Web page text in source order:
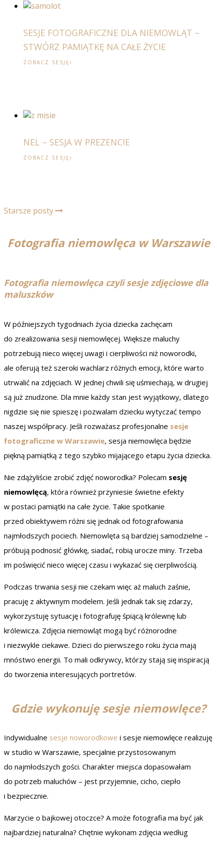
SESJE FOTOGRAFICZNE DLA NIEMOWLĄT –
STWÓRZ PAMIĄTKĘ NA CAŁE ŻYCIE
ZOBACZ SESJĘ
NEL – SESJA W PREZENCIE
ZOBACZ SESJĘ
Starsze posty
Fotografia niemowlęca w Warszawie
Fotografia niemowlęca czyli sesje zdjęciowe dla
maluszków
W późniejszych tygodniach życia dziecka zachęcam
do zrealizowania sesji niemowlęcej. Większe maluchy
potrzebują nieco więcej uwagi i cierpliwości niż noworodki,
ale oferują też szeroki wachlarz różnych emocji, które warto
utrwalić na zdjęciach. W jednej chwili się uśmiechają, w drugiej
są już znudzone. Dla mnie każdy stan jest wyjątkowy, dlatego
nigdzie się nie spieszę i pozwalam dziecku wytyczać tempo
naszej współpracy. Jeśli rozważasz profesjonalne sesje
fotograficzne w Warszawie, sesja niemowlęca będzie
piękną pamiątką z tego szybko mijającego etapu życia dziecka.
Nie zdążyliście zrobić zdjęć noworodka? Polecam sesję
niemowlęcą, która również przyniesie świetne efekty
w postaci pamiątki na całe życie. Takie spotkanie
przed obiektywem różni się jednak od fotografowania
najmłodszych pociech. Niemowlęta są bardziej samodzielne –
próbują podnosić główkę, siadać, robią urocze miny. Trzeba
im poświęcić nieco więcej czasu i wykazać się cierpliwością.
Podczas trwania sesji nie czekam więc aż maluch zaśnie,
pracuję z aktywnym modelem. Jeśli jednak tak się zdarzy,
wykorzystuję sytuację i fotografuję śpiącą królewnę lub
królewicza. Zdjęcia niemowląt mogą być różnorodne
i niezwykle ciekawe. Dzieci do pierwszego roku życia mają
mnóstwo energii. To mali odkrywcy, którzy stają się inspiracją
do tworzenia interesujących portretów.
Gdzie wykonuję sesje niemowlęce?
Indywidualne sesje noworodkowe i sesje niemowlęce realizuję
w studio w Warszawie, specjalnie przystosowanym
do najmłodszych gości. Charakter miejsca dopasowałam
do potrzeb maluchów – jest przyjemnie, cicho, ciepło
i bezpiecznie.
Marzycie o bajkowej otoczce? A może fotografia ma być jak
najbardziej naturalna? Chętnie wykonam zdjęcia według